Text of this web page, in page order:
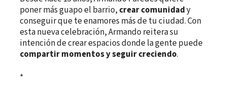
poner más guapo el barrio, crear comunidady
conseguir que te enamores más de tu ciudad. Con
esta nueva celebración, Armando reitera su
intención de crear espacios donde la gente puede
compartir momentos y seguir creciendo.
*